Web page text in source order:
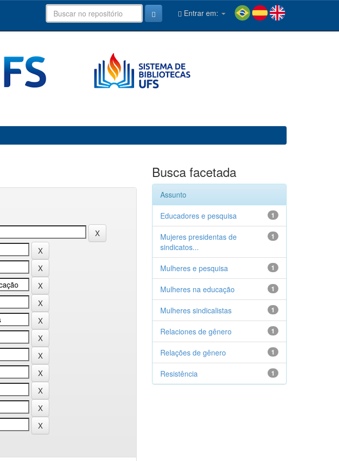
Entrar em:
Busca facetada
Assunto
1
Educadores e pesquisa
1
Mujeres presidentas de
sindicatos...
1
Mulheres e pesquisa
1
Mulheres na educação
1
Mulheres sindicalistas
1
Relaciones de gênero
1
Relações de gênero
1
Resistência